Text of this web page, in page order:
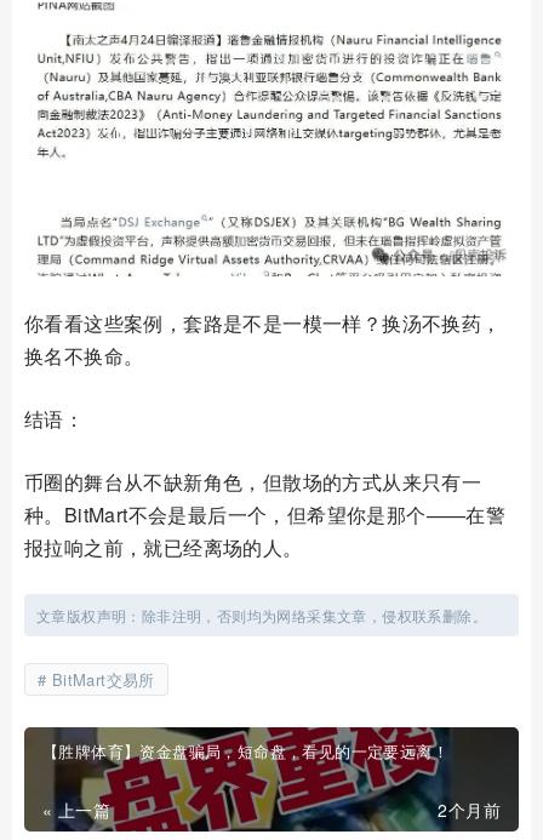
你看看这些案例，套路是不是一模一样？换汤不换药，
换名不换命。
结语：
币圈的舞台从不缺新角色，但散场的方式从来只有一
种。BitMart不会是最后一个，但希望你是那个——在警
报拉响之前，就已经离场的人。
文章版权声明：除非注明，否则均为网络采集文章，侵权联系删除。
BitMart交易所
【胜牌体育】资金盘骗局，短命盘，看见的一定要远离！
« 上一篇 2个月前